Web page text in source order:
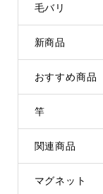
毛バリ
新商品
おすすめ商品
竿
関連商品
マグネット